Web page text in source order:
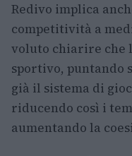
Redivo implica
competitività a
voluto chiarire che
sportivo, puntando
già il sistema di
riducendo così i
aumentando la